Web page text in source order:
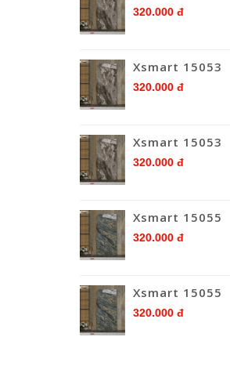
320.000 đ
Xsmart 15053
320.000 đ
Xsmart 15053
320.000 đ
Xsmart 15055
320.000 đ
Xsmart 15055
320.000 đ